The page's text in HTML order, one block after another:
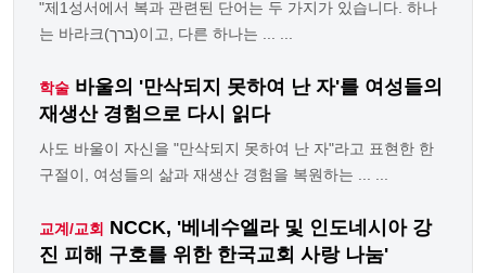
"제1성서에서 복과 관련된 단어는 두 가지가 있습니다. 하나
는 바라크(ברך)이고, 다른 하나는 ... ...
학술 바울의 '만삭되지 못하여 난 자'를 여성들의
재생산 경험으로 다시 읽다
사도 바울이 자신을 "만삭되지 못하여 난 자"라고 표현한 한
구절이, 여성들의 삶과 재생산 경험을 복원하는 ... ...
교계/교회 NCCK, '베네수엘라 및 인도네시아 강
진 피해 구호를 위한 한국교회 사랑 나눔'